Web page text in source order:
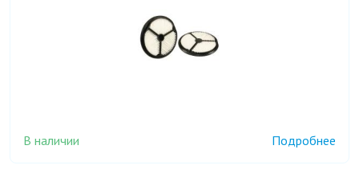
В наличии Подробнее